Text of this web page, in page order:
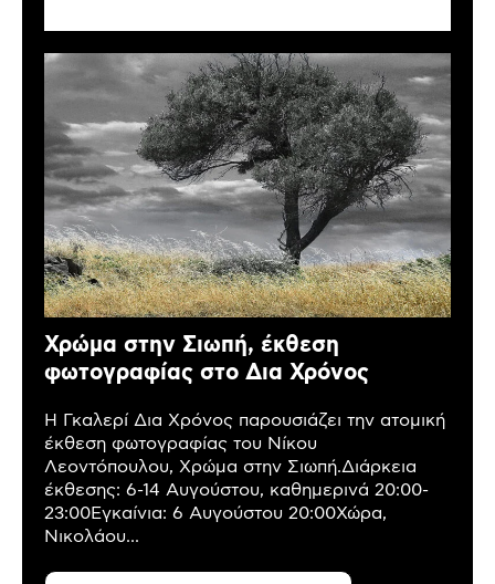
Χρώμα στην Σιωπή, έκθεση
φωτογραφίας στο Δια Χρόνος
Η Γκαλερί Δια Χρόνος παρουσιάζει την ατομική
έκθεση φωτογραφίας του Νίκου
Λεοντόπουλου, Χρώμα στην Σιωπή.Διάρκεια
έκθεσης: 6-14 Αυγούστου, καθημερινά 20:00-
23:00Εγκαίνια: 6 Αυγούστου 20:00Χώρα,
Νικολάου...